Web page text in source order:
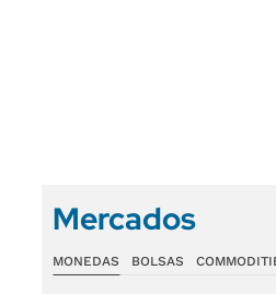
Mercados
MONEDAS BOLSAS